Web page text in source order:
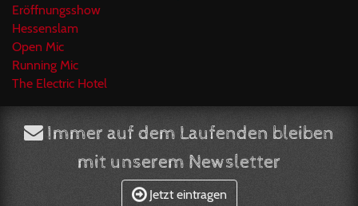
Eröffnungsshow
Hessenslam
Open Mic
Running Mic
The Electric Hotel
Immer auf dem Laufenden bleiben
mit unserem Newsletter
Jetzt eintragen